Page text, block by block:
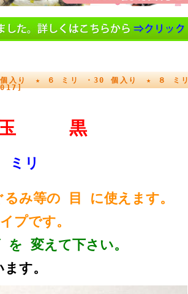
入り ★ ６ ミリ ・30 個入り ★ ８ ミリ
玉 黒
リ
み等の 目 に使えます。
プです。
変えて下さい。
す。